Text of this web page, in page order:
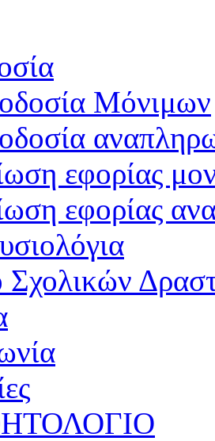
Μόνιμων
εφορίας
εφορίας
Σχολικών